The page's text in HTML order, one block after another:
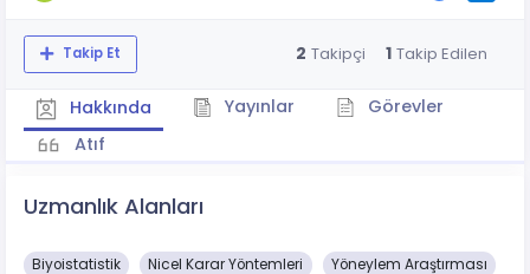
Takip Et 2 Takipçi 1 Takip Edilen
Hakkında Yayınlar
Görevler
Atıf
Uzmanlık Alanları
Biyoistatistik Nicel Karar Yöntemleri Yöneylem Araştırması